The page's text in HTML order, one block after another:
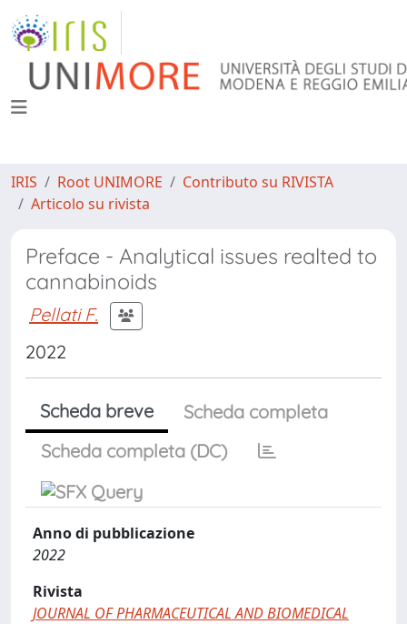
IRIS Root UNIMORE
Contributo su RIVISTA
Articolo su rivista
Preface - Analytical issues realted to
cannabinoids
Pellati F.
2022
Scheda breve
Scheda completa
Scheda completa (DC)
Anno di pubblicazione
2022
Rivista
JOURNAL OF PHARMACEUTICAL AND BIOMEDICAL